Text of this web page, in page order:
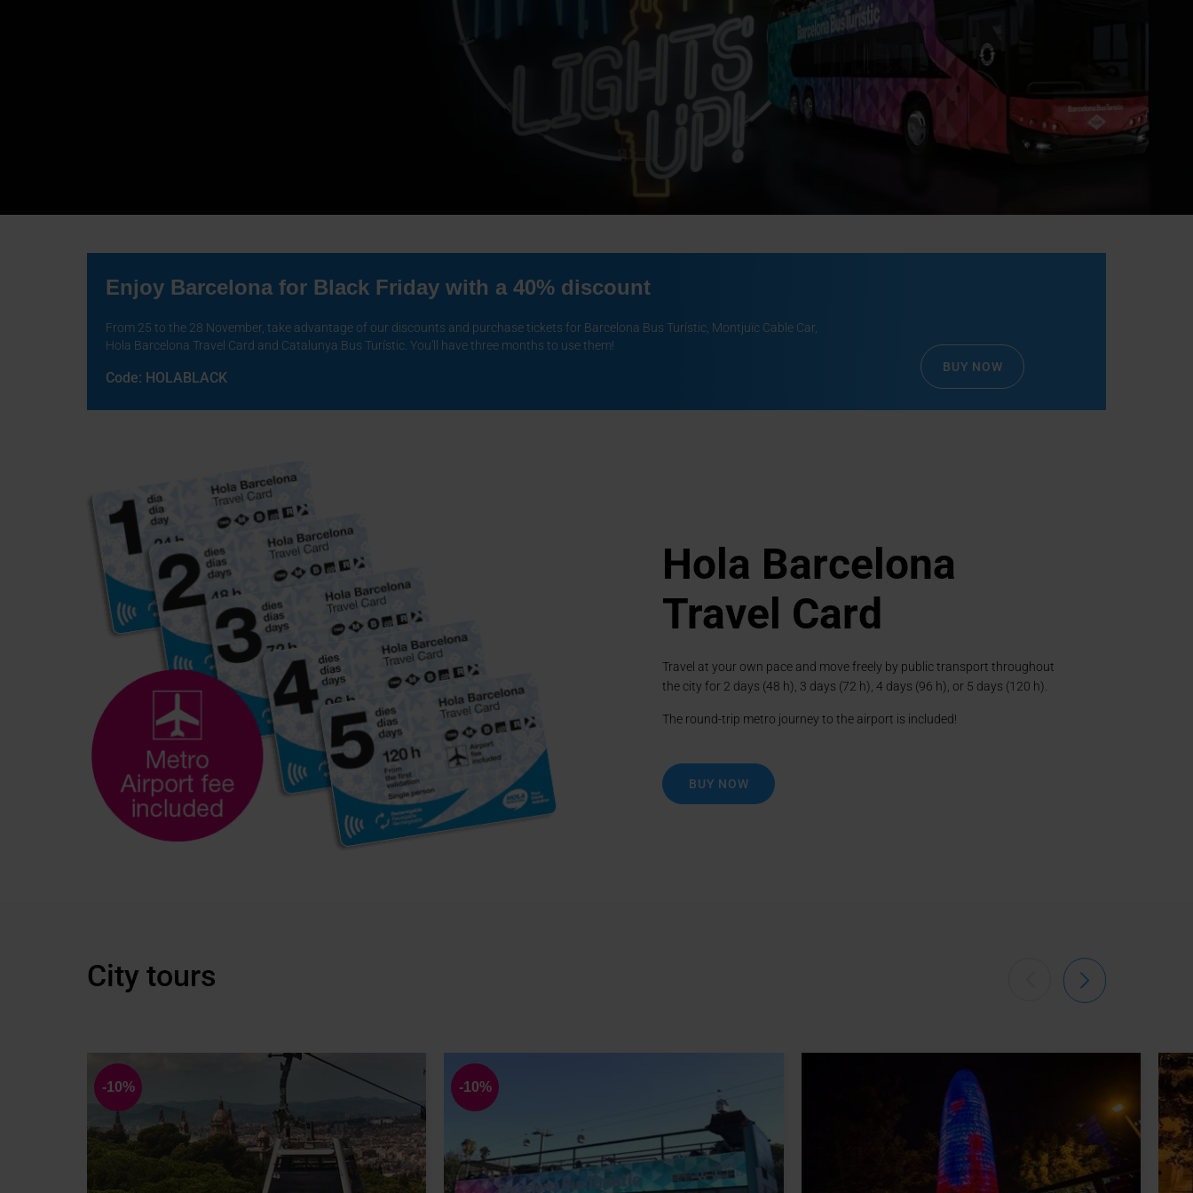
Lights up! Night route with
the Barcelona Night Tour
Dreamy nights during the summer with an unforgettable night tour to enjoy the
BUY NOW
Go to 1
Go to 2
Go to 3
Go to 4
Enjoy Barcelona for Black Friday with a 40% discount
From 25 to the 28 November, take advantage of our discounts and purchase tickets for Barcelona Bus Turístic, Montjuïc Cable Car,
Hola Barcelona Travel Card and Catalunya Bus Turístic. You'll have three months to use them!
Code: HOLABLACK
BUY NOW
Hola Barcelona
Travel Card
Travel at your own pace and move freely by public transport throughout
the city for 2 days (48 h), 3 days (72 h), 4 days (96 h), or 5 days (120 h).
The round-trip metro journey to the airport is included!
BUY NOW
City tours